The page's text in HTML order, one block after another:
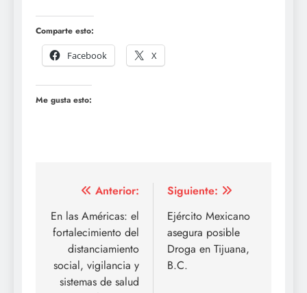
Comparte esto:
Facebook
X
Me gusta esto:
Navegación
de
entradas
Anterior:
En las Américas: el
fortalecimiento del
distanciamiento
social, vigilancia y
sistemas de salud
Siguiente:
Ejército Mexicano
asegura posible
Droga en Tijuana,
B.C.